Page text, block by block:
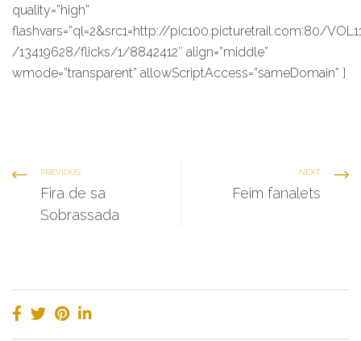
quality=”high”
flashvars=”ql=2&src1=http://pic100.picturetrail.com:80/
/13419628/flicks/1/8842412″ align=”middle”
wmode=”transparent” allowScriptAccess=”sameDomain” ]
PREVIOUS
Fira de sa
Sobrassada
NEXT
Feim fanalets